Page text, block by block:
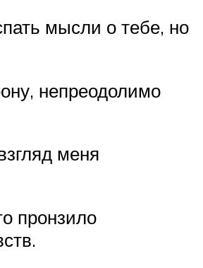
мысли о тебе, но
непреодолимо
меня
пронзило